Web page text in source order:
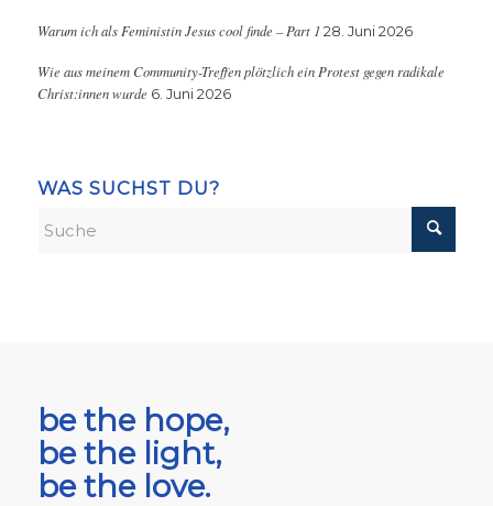
Warum ich als Feministin Jesus cool finde – Part 1 28. Juni 2026
Wie aus meinem Community-Treffen plötzlich ein Protest gegen radikale
Christ:innen wurde 6. Juni 2026
WAS SUCHST DU?
be the hope,
be the light,
be the love.